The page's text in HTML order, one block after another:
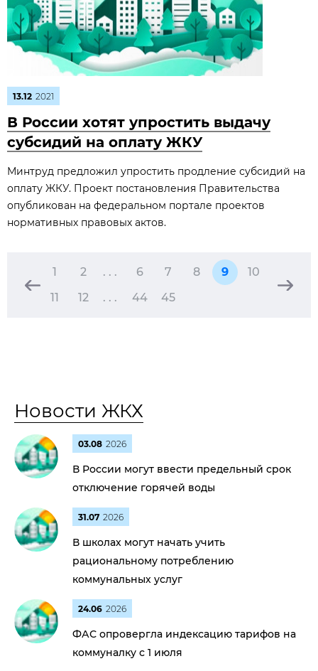
13.12 2021
В России хотят упростить выдачу
субсидий на оплату ЖКУ
Минтруд предложил упростить продление субсидий на
оплату ЖКУ. Проект постановления Правительства
опубликован на федеральном портале проектов
нормативных правовых актов.
1 2 . . . 6 7 8 9
10
11
12 . . . 44 45
Новости ЖКХ
03.08 2026
В России могут ввести предельный срок
отключение горячей воды
31.07 2026
В школах могут начать учить
рациональному потреблению
коммунальных услуг
24.06 2026
ФАС опровергла индексацию тарифов на
коммуналку с 1 июля